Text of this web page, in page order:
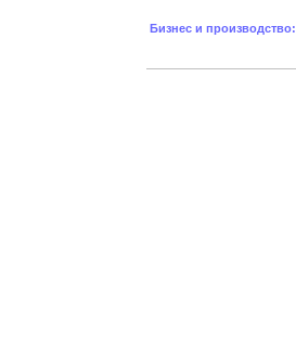
Бизнес и производство: